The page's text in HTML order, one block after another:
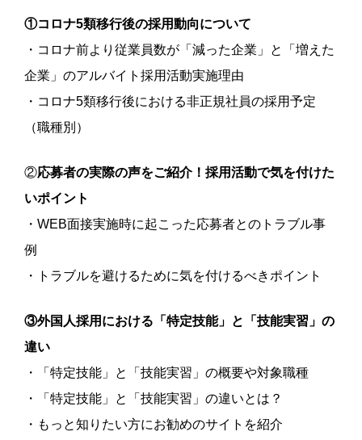
①コロナ5類移行後の採用動向について
・コロナ前より従業員数が「減った企業」と「増えた
企業」のアルバイト採用活動実施理由
・コロナ5類移行後における非正規社員の採用予定
（職種別）
②応募者の実際の声をご紹介！採用活動で気を付けた
いポイント
・WEB面接実施時に起こった応募者とのトラブル事
例
・トラブルを避けるために気を付けるべきポイント
③外国人採用における「特定技能」と「技能実習」の
違い
・「特定技能」と「技能実習」の概要や対象職種
・「特定技能」と「技能実習」の違いとは？
・もっと知りたい方にお勧めのサイトを紹介